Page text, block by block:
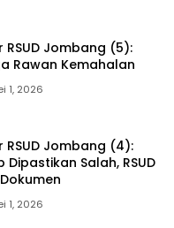
RSUD Jombang (5):
Rawan Kemahalan
1, 2026
RSUD Jombang (4):
Salah, RSUD
1, 2026